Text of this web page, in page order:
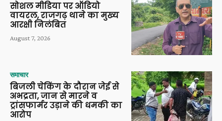
सोशल मीडिया पर ऑडियो
वायरल, राजगढ़ थाने का मुख्य
आरक्षी निलंबित
August 7, 2026
समाचार
बिजली चेकिंग के दौरान जेई से
अभद्रता, जान से मारने व
ट्रांसफार्मर उड़ाने की धमकी का
आरोप